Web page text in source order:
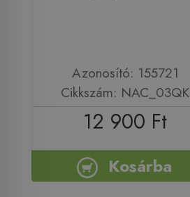
Azonosító: 155721
Cikkszám: NAC_03QK
12 900 Ft
Kosárba